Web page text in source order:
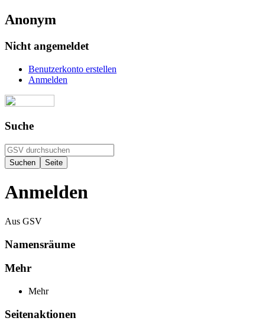
Anonym
Nicht angemeldet
Benutzerkonto erstellen
Anmelden
Suche
Anmelden
Aus GSV
Namensräume
Mehr
Mehr
Seitenaktionen